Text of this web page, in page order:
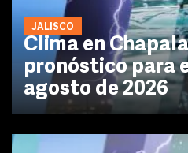
JALISCO
Clima en
pronóstico para
agosto de 2026